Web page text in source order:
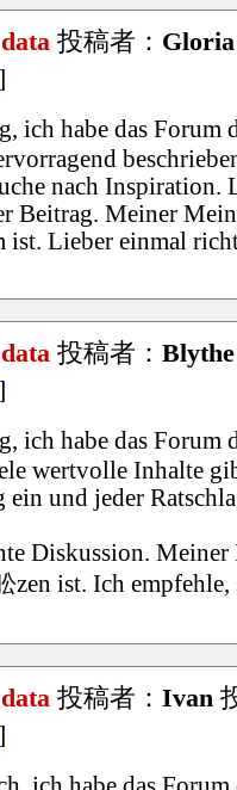
投稿者： Gloria
ich habe das Forum
nach Inspiration.
Beitrag. Meiner
ist. Lieber einmal
投稿者： Blythe
ich habe das
wertvolle Inhalte
ein und jeder
Diskussion.
zen ist. Ich
投稿者： Ivan
ich habe das